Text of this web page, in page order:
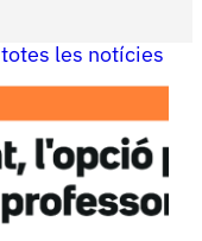
les notícies